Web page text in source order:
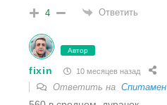
4 Ответить
Автор
fixin 10 месяцев назад
Ответить на Спитамен